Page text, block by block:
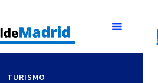
TURISMO